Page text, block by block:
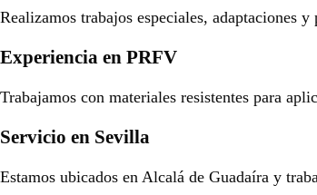
Realizamos trabajos especiales, adaptaciones
Experiencia en PRFV
Trabajamos con materiales resistentes para
Servicio en Sevilla
Estamos ubicados en Alcalá de Guadaíra y